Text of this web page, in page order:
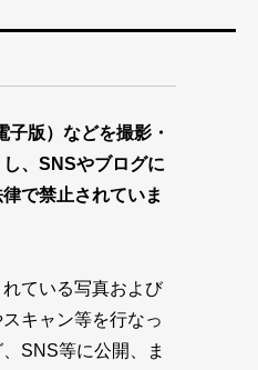
版）などを撮影・
、SNSやブログに
で禁止されていま
ている写真および
キャン等を行なっ
SNS等に公開、ま